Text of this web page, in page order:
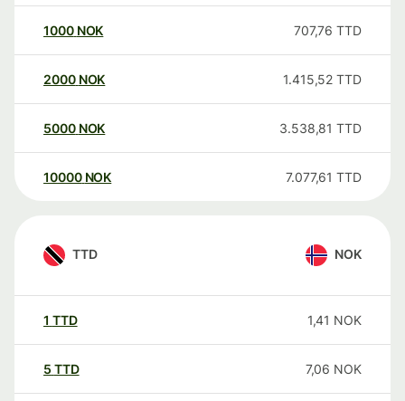
1000 NOK 707,76 TTD
2000 NOK 1.415,52 TTD
5000 NOK 3.538,81 TTD
10000 NOK 7.077,61 TTD
TTD NOK
1 TTD 1,41 NOK
5 TTD 7,06 NOK